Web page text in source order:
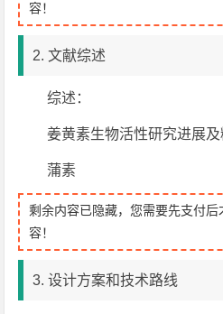
容！
2. 文献综述
综述：
姜黄素生物活性研究进展
蒲素
剩余内容已隐藏，您需要先支付
容！
3. 设计方案和技术路线